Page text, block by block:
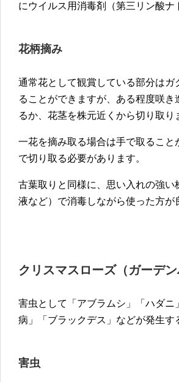
にウイルス用消毒剤（第三リン酸
花柄摘み
通常花として観賞している部分は
ることができますが、ある程度咲
るか、花茎を株元近くから切り取り
一花を摘み取る場合は手で取るこ
で切り取る必要があります。
古葉取りと同様に、思い入れの強
液など）で消毒しながら使った方が
クリスマスローズ（ガーデ
害虫として「アブラムシ」「ハダ
病」「ブラックデス」などが発生す
害虫